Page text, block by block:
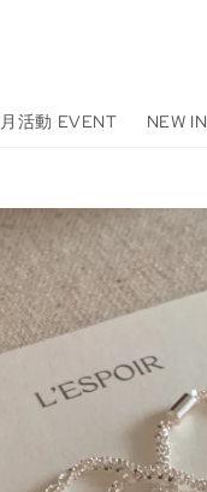
活動 EVENT NEW IN